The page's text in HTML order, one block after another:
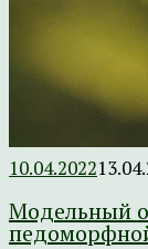
10.04.2022
Модельный